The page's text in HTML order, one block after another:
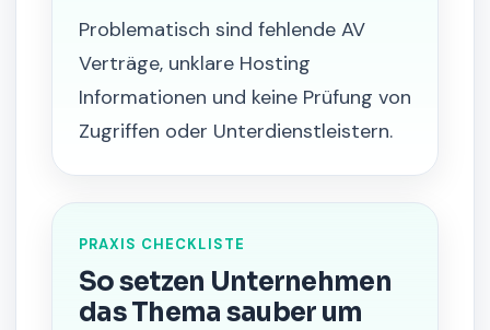
Problematisch sind fehlende AV
Verträge, unklare Hosting
Informationen und keine Prüfung von
Zugriffen oder Unterdienstleistern.
PRAXIS CHECKLISTE
So setzen Unternehmen
das Thema sauber um